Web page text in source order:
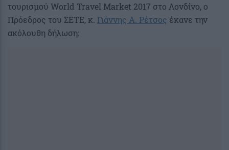
τουρισμού World Travel Market 2017 στο Λονδίνο, ο
Πρόεδρος του ΣΕΤΕ, κ. Γιάννης Α. Ρέτσος έκανε την
ακόλουθη δήλωση: